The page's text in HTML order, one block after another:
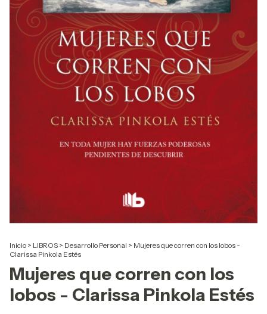
Inicio > LIBROS > Desarrollo Personal > Mujeres que corren con los lobos -
Clarissa Pinkola Estés
Mujeres que corren con los
lobos - Clarissa Pinkola Estés